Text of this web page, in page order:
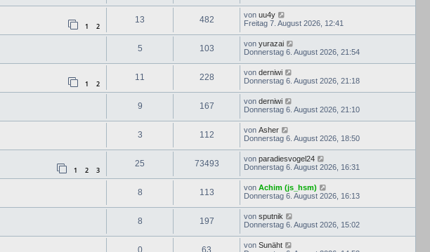
1 2
13 482 von uu4y
Freitag 7. August 2026, 12:41
5 103 von yurazai
Donnerstag 6. August 2026, 21:54
1 2
11 228 von derniwi
Donnerstag 6. August 2026, 21:18
9 167 von derniwi
Donnerstag 6. August 2026, 21:10
3 112 von Asher
Donnerstag 6. August 2026, 18:50
1 2 3
25 73493 von paradiesvogel24
Donnerstag 6. August 2026, 16:31
8 113 von Achim (js_hsm)
Donnerstag 6. August 2026, 16:13
8 197 von sputnik
Donnerstag 6. August 2026, 15:02
0 63 von Sunäht